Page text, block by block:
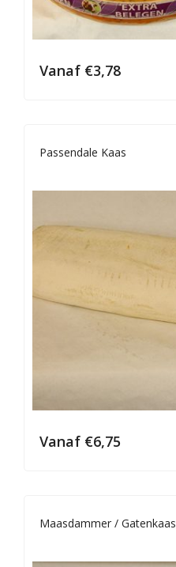
Vanaf €3,78
Passendale Kaas
Vanaf €6,75
Maasdammer / Gatenkaas